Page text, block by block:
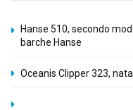
Hanse 510, secondo
barche Hanse
Oceanis Clipper 323,